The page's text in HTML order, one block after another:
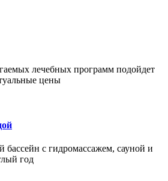
лечебных программ подойдет
цены
с гидромассажем, сауной и
год